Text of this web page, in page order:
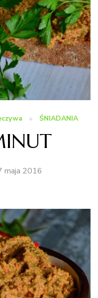
ŚNIADANIA
maja 2016